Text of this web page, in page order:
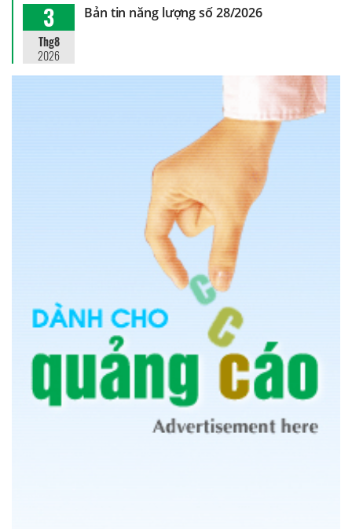
3
Thg8
2026
Bản tin năng lượng số 28/2026